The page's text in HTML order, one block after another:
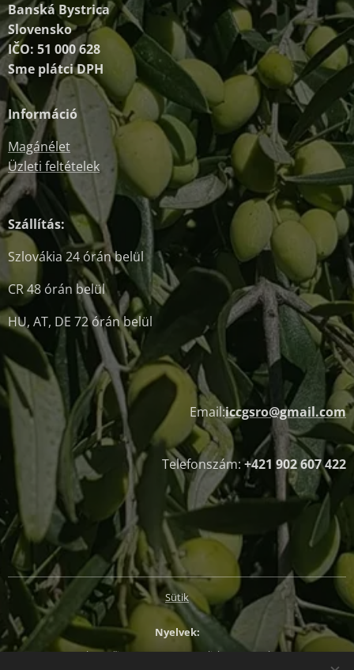
Banská Bystrica
Slovensko
IČO: 51 000 628
Sme plátci DPH
Információ
Magánélet
Üzleti feltételek
Szállítás:
Szlovákia 24 órán belül
CR 48 órán belül
HU, AT, DE 72 órán belül
Email:iccgsro@gmail.com
Telefonszám:+421 902 607 422
Sütik
Nyelvek
Slovenčina
Magyar English Deutsch